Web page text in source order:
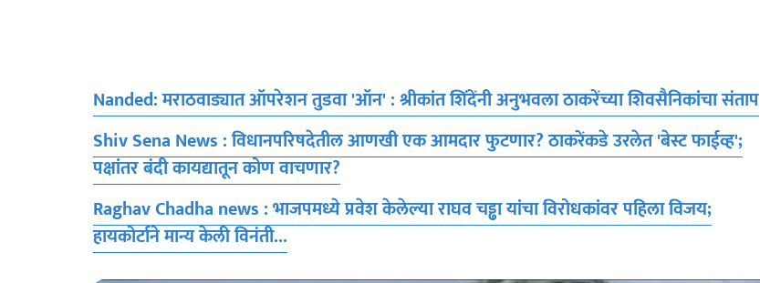
Nanded: मराठवाड्यात ऑपरेशन तुडवा 'ऑन' : श्रीकांत शिंदेंनी अनुभवला ठाकरेंच्या शिवसैनिकांचा संताप
Shiv Sena News : विधानपरिषदेतील आणखी एक आमदार फुटणार? ठाकरेंकडे उरलेत 'बेस्ट फाईव्ह';
पक्षांतर बंदी कायद्यातून कोण वाचणार?
Raghav Chadha news : भाजपमध्ये प्रवेश केलेल्या राघव चड्ढा यांचा विरोधकांवर पहिला विजय;
हायकोर्टाने मान्य केली विनंती...